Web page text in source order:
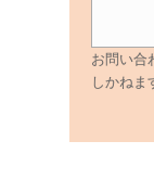
お問い合
しかねま